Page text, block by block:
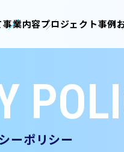
事業内容プロジェクト事例
ーポリシー